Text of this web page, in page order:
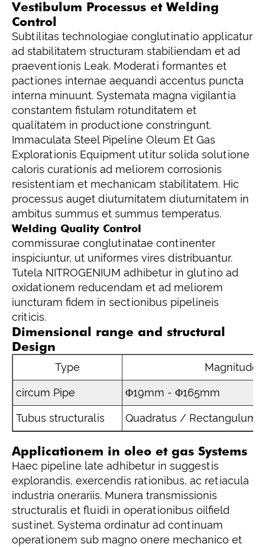
Vestibulum Processus et Welding
Control
Subtilitas technologiae conglutinatio applicatur
ad stabilitatem structuram stabiliendam et ad
praeventionis Leak. Moderati formantes et
pactiones internae aequandi accentus puncta
interna minuunt. Systemata magna vigilantia
constantem fistulam rotunditatem et
qualitatem in productione constringunt.
Immaculata Steel Pipeline Oleum Et Gas
Explorationis Equipment utitur solida solutione
caloris curationis ad meliorem corrosionis
resistentiam et mechanicam stabilitatem. Hic
processus auget diuturnitatem diuturnitatem in
ambitus summus et summus temperatus.
Welding Quality Control
commissurae conglutinatae continenter
inspiciuntur, ut uniformes vires distribuantur.
Tutela NITROGENIUM adhibetur in glutino ad
oxidationem reducendam et ad meliorem
iuncturam fidem in sectionibus pipelineis
criticis.
Dimensional range and structural
Design
Type Magnitudo
circum Pipe Φ19mm - Φ165mm
Tubus structuralis Quadratus / Rectangulum
Applicationem in oleo et gas Systems
Haec pipeline late adhibetur in suggestis
explorandis, exercendis rationibus, ac retiacula
industria onerariis. Munera transmissionis
structuralis et fluidi in operationibus oilfield
sustinet. Systema ordinatur ad continuam
operationem sub magno onere mechanico et